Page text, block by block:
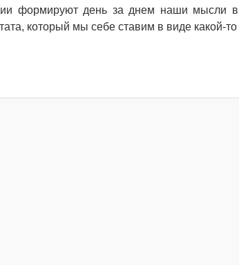
формируют день за днем наши мысли
который мы себе ставим в виде какой-то